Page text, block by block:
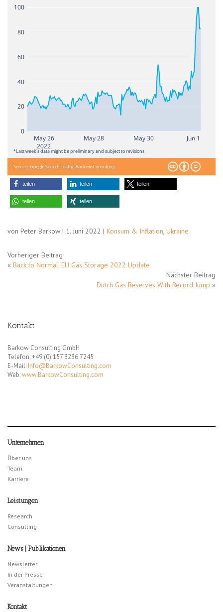
May 26
2022
May 28 May 30 Jun 1
0
20
40
60
80
100
Source: Google Search Traffic, Barkow Consulting
*Last week's data might be preliminary and subject to revisions
teilen teilen teilen
teilen teilen
von Peter Barkow | 1. Juni 2022 | Konsum & Inflation, Ukraine
Vorheriger Beitrag
« Back to Normal: EU Gas Storage 2022 Update
Nächster Beitrag
Dutch Gas Reserves With Record Jump »
Kontakt
Barkow Consulting GmbH
Telefon: +49 (0) 157 3236 7245
E-Mail: Info@BarkowConsulting.com
Web:www.BarkowConsulting.com
Unternehmen
Über uns
Team
Karriere
Leistungen
Research
Consulting
News | Publikationen
Newsletter
In der Presse
Veranstaltungen
Kontakt